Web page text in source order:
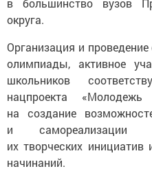
в большинство вузов
округа.
Организация и
олимпиады, активное
школьников
нацпроекта
на создание
и самореализации
их творческих инициатив
начинаний.